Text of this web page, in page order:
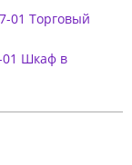
01 Торговый
Шкаф в